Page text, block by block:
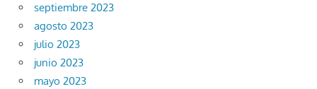
septiembre 2023
agosto 2023
julio 2023
junio 2023
mayo 2023